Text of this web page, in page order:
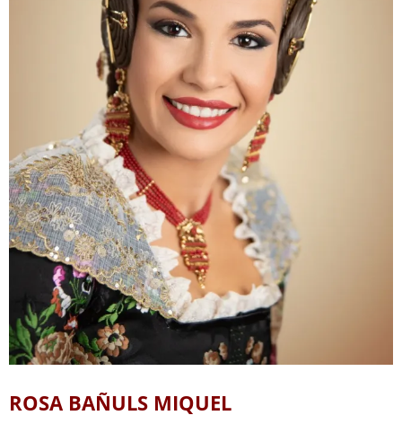
ROSA BAÑULS MIQUEL